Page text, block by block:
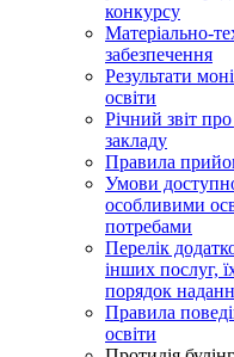
конкурсу
Матеріально-
забезпечення
Результати
освіти
Річний звіт про
закладу
Правила
Умови
особливими
потребами
Перелік
інших послуг,
порядок
Правила
освіти